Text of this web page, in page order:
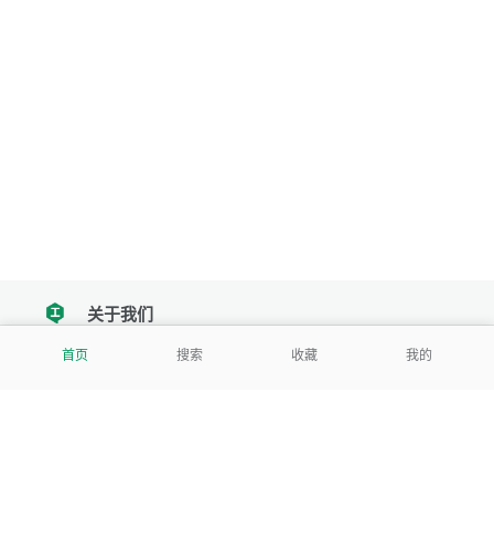
首页 搜索 收藏 我的
tencent关于我们
我们努力把每一个工具做成批量处理的产品